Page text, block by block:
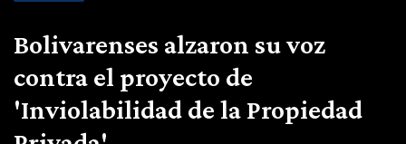
Bolivarenses alzaron su voz
contra el proyecto de
'Inviolabilidad de la Propiedad